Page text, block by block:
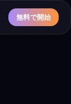
無料で開始
of the Aura